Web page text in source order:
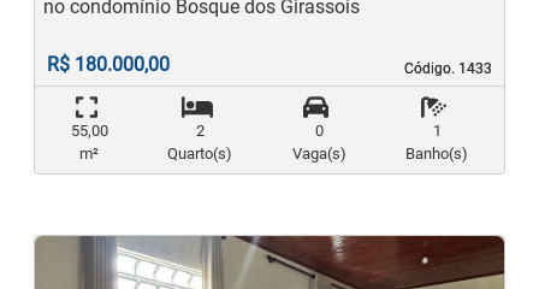
Código. 1433
Código. 1433
no condomínio Bosque dos Girassois
R$ 180.000,00
55,00
m²
2
Quarto(s)
0
Vaga(s)
1
Banho(s)